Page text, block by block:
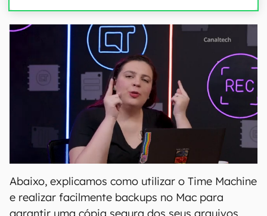
Abaixo, explicamos como utilizar o Time Machine
e realizar facilmente backups no Mac para